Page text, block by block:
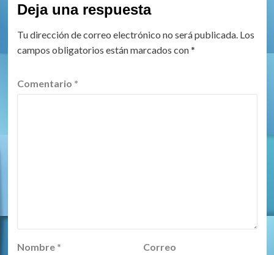
Deja una respuesta
Tu dirección de correo electrónico no será publicada. Los
campos obligatorios están marcados con*
Comentario *
Nombre *
Correo